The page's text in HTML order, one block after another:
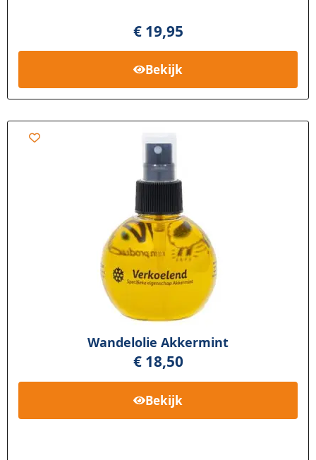
rd op
waarderi
ngen
€19,95
Bekijk
Wandelolie Akkermint
€18,50
Bekijk